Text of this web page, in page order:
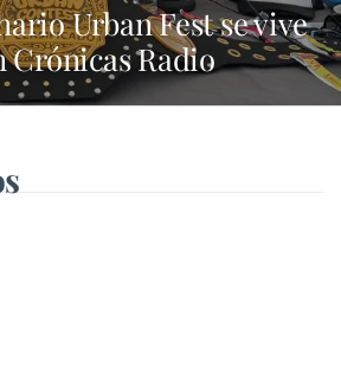
Urban Fest se vive
Crónicas Radio